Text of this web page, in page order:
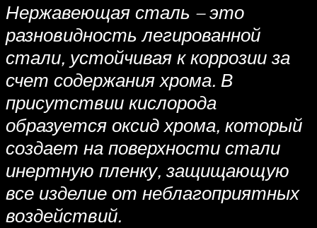
Нержавеющая сталь – это
разновидность легированной
стали, устойчивая к коррозии за
счет содержания хрома. В
присутствии кислорода
образуется оксид хрома, который
создает на поверхности стали
инертную пленку, защищающую
все изделие от неблагоприятных
воздействий.